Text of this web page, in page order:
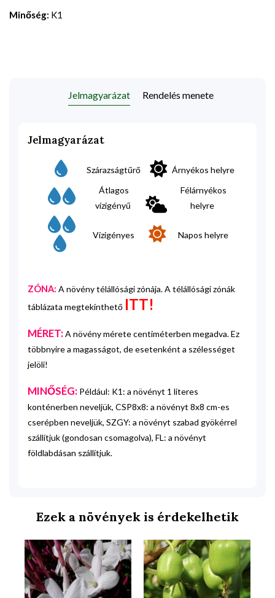
Minőség: K1
Jelmagyarázat Rendelés menete
Jelmagyarázat
Szárazságtűrő
Árnyékos helyre
Átlagos
vízigényű
Félárnyékos
helyre
Vízigényes Napos helyre
ZÓNA: A növény télállósági zónája. A télállósági zónák
táblázata megtekinthető ITT!
MÉRET:A növény mérete centiméterben megadva. Ez
többnyire a magasságot, de esetenként a szélességet
jelöli!
MINŐSÉG: Például: K1: a növényt 1 literes
konténerben neveljük, CSP8x8: a növényt 8x8 cm-es
cserépben neveljük, SZGY: a növényt szabad gyökérrel
szállítjuk (gondosan csomagolva), FL: a növényt
földlabdásan szállítjuk.
Ezek a növények is érdekelhetik